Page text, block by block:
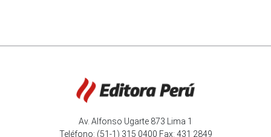
Av. Alfonso Ugarte 873 Lima 1
Teléfono: (51-1) 315 0400 Fax: 431 2849